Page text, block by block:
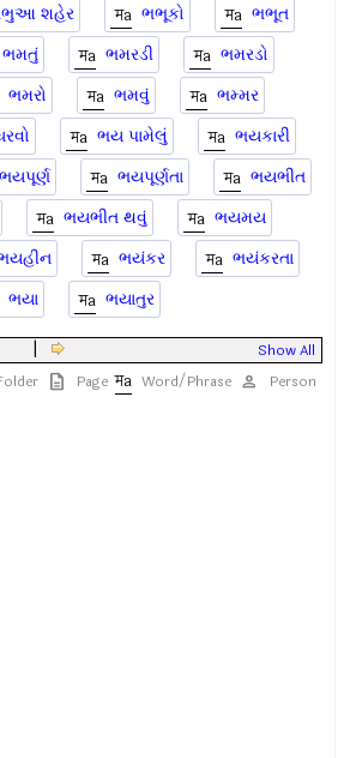
શહેર ભભૂકો
ભભૂત
ભમતું ભમરડી
ભમરડો
ભમરો ભમવું
ભમ્મર
ભય પામેલું
ભયકારી
ભયપૂર્ણ ભયપૂર્ણતા
ભયભીત
ભયભીત થવું
ભયમય
ભયંકર
ભયંકરતા
ભયા
ભયાતુર
Show All
Page Word/Phrase Person